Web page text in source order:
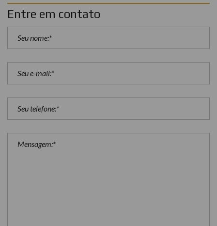
Entre em contato